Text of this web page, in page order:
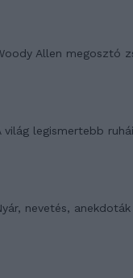
Allen megosztó
világ legismertebb ruhái
nevetés, anekdoták